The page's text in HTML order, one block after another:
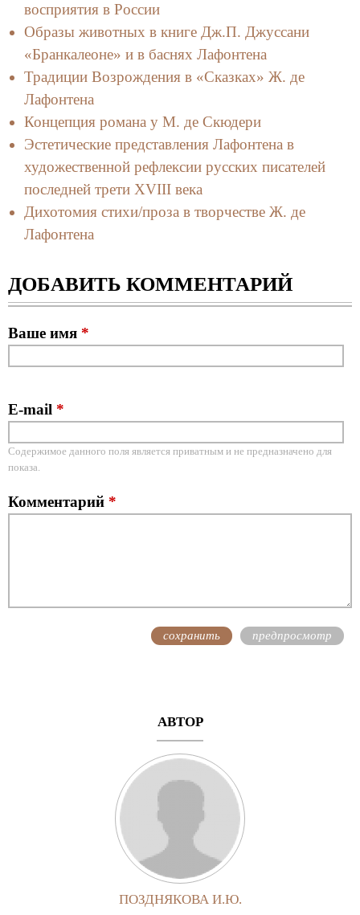
восприятия в России
Образы животных в книге Дж.П. Джуссани
«Бранкалеоне» и в баснях Лафонтена
Традиции Возрождения в «Сказках» Ж. де
Лафонтена
Концепция романа у М. де Скюдери
Эстетические представления Лафонтена в
художественной рефлексии русских писателей
последней трети XVIII века
Дихотомия стихи/проза в творчестве Ж. де
Лафонтена
ДОБАВИТЬ КОММЕНТАРИЙ
Ваше имя *
E-mail *
Содержимое данного поля является приватным и не предназначено для
показа.
Комментарий *
АВТОР
ПОЗДНЯКОВА И.Ю.